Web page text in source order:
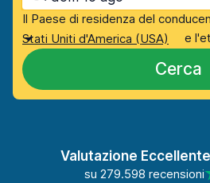
Il Paese di residenza del
Stati Uniti d'America (USA)
e
Cerca
Valutazione Eccellente
su 279.598 recensioni